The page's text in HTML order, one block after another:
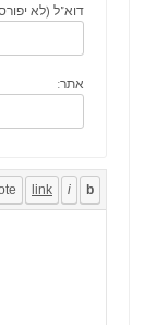
דוא"ל (לא
אתר: